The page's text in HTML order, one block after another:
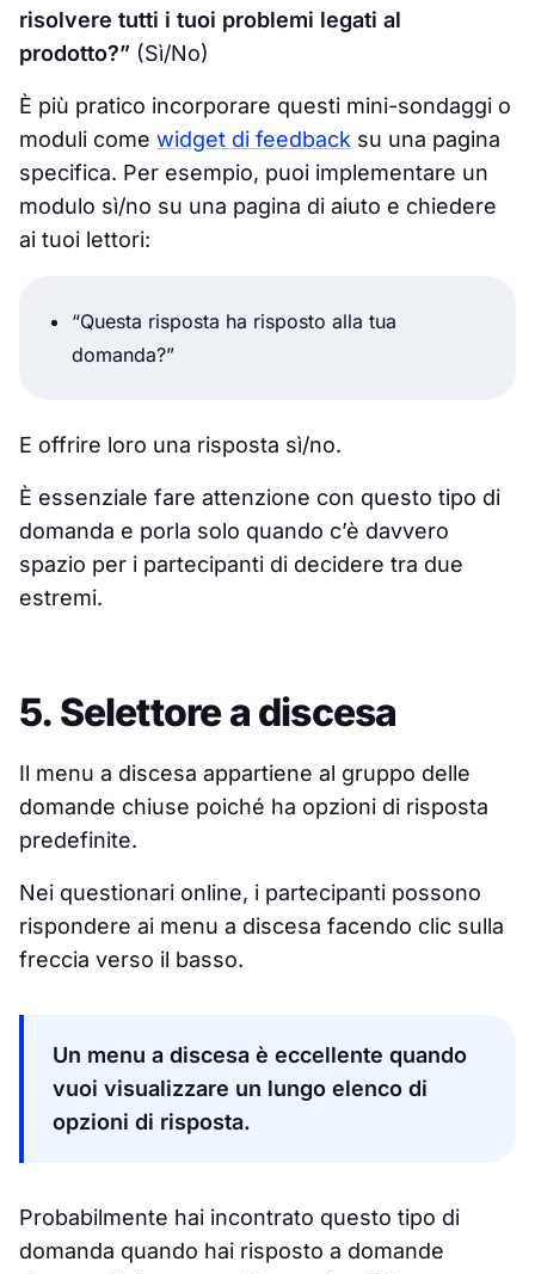
risolvere tutti i tuoi problemi legati al
prodotto?” (Sì/No)
È più pratico incorporare questi mini-sondaggi o
moduli come widget di feedback su una pagina
specifica. Per esempio, puoi implementare un
modulo sì/no su una pagina di aiuto e chiedere
ai tuoi lettori:
“Questa risposta ha risposto alla tua
domanda?”
E offrire loro una risposta sì/no.
È essenziale fare attenzione con questo tipo di
domanda e porla solo quando c’è davvero
spazio per i partecipanti di decidere tra due
estremi.
5. Selettore a discesa
Il menu a discesa appartiene al gruppo delle
domande chiuse poiché ha opzioni di risposta
predefinite.
Nei questionari online, i partecipanti possono
rispondere ai menu a discesa facendo clic sulla
freccia verso il basso.
Un menu a discesa è eccellente quando
vuoi visualizzare un lungo elenco di
opzioni di risposta.
Probabilmente hai incontrato questo tipo di
domanda quando hai risposto a domande